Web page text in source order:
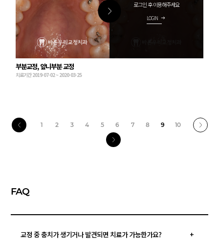
로그인 후 이용해주세요
LOGIN arrow_right_alt
부분교정, 앞니부분 교정
치료기간 2019-07-02 ~ 2020-03-25
1 2 3 4 5 6 7 8 9 10
FAQ
교정 중 충치가 생기거나 발견되면 치료가 가능한가요?